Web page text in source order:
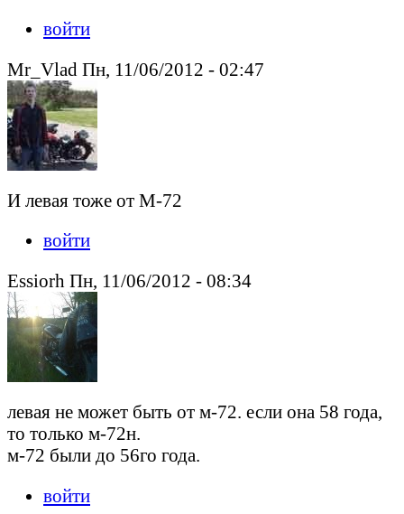
войти
Mr_Vlad Пн, 11/06/2012 - 02:47
И левая тоже от М-72
войти
Essiorh Пн, 11/06/2012 - 08:34
левая не может быть от м-72. если она 58 года,
то только м-72н.
м-72 были до 56го года.
войти